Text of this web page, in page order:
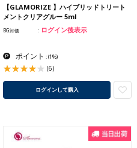
【GLAMORIZE 】ハイブリッドトリート
メントクリアグルー 5ml
BG卸価 ログイン後表示
ポイント :(1%)
(6)
ログインして購入